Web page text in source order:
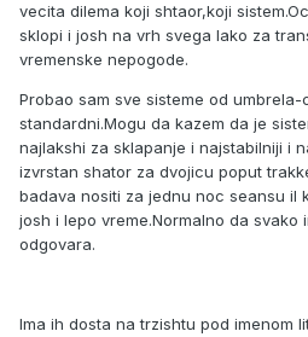
vecita dilema koji shtaor,koji
sklopi i josh na vrh svega lako za
vremenske nepogode.
Probao sam sve sisteme od
standardni.Mogu da kazem da je
najlakshi za sklapanje i najstabilniji i
izvrstan shator za dvojicu poput
badava nositi za jednu noc seansu il
josh i lepo vreme.Normalno da svako
odgovara.
Ima ih dosta na trzishtu pod imenom